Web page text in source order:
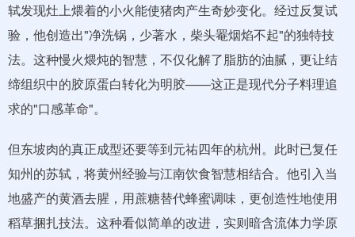
轼发现灶上煨着的小火能使猪肉产生奇妙变化。经过反复试
验，他创造出"净洗锅，少著水，柴头罨烟焰不起"的独特技
法。这种慢火煨炖的智慧，不仅化解了脂肪的油腻，更让结
缔组织中的胶原蛋白转化为明胶——这正是现代分子料理追
求的"口感革命"。
但东坡肉的真正成型还要等到元祐四年的杭州。此时已复任
知州的苏轼，将黄州经验与江南饮食智慧相结合。他引入当
地盛产的黄酒去腥，用蔗糖替代蜂蜜调味，更创造性地使用
稻草捆扎技法。这种看似简单的改进，实则暗含流体力学原